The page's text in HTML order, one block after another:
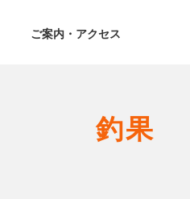
ご案内・アクセス
釣果